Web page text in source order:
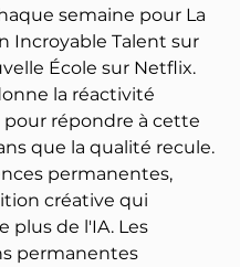
semaine pour La
Incroyable Talent sur
École sur Netflix.
la réactivité
pour répondre à cette
que la qualité recule.
permanentes,
créative qui
plus de l'IA. Les
permanentes